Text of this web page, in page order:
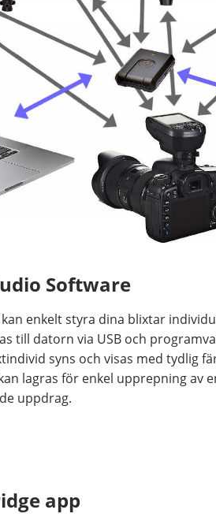
Software
enkelt styra dina blixtar
till datorn via USB och
syns och visas med tydlig
lagras för enkel upprepning av
uppdrag.
app